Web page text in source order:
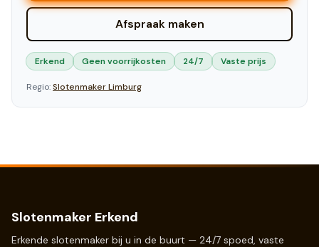
Afspraak maken
Erkend Geen voorrijkosten 24/7 Vaste prijs
Regio:SlotenmakerLimburg
Slotenmaker Erkend
Erkende slotenmaker bij u in de buurt — 24/7 spoed, vaste